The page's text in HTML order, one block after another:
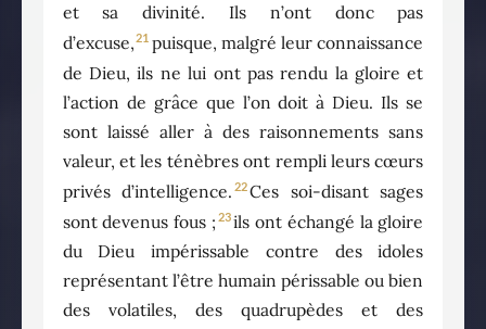
et sa divinité. Ils n’ont donc pas
d’excuse,21 puisque, malgré leur connaissance
de Dieu, ils ne lui ont pas rendu la gloire et
l’action de grâce que l’on doit à Dieu. Ils se
sont laissé aller à des raisonnements sans
valeur, et les ténèbres ont rempli leurs cœurs
privés d’intelligence. 22Ces soi-disant sages
sont devenus fous ; 23ils ont échangé la gloire
du Dieu impérissable contre des idoles
représentant l’être humain périssable ou bien
des volatiles, des quadrupèdes et des